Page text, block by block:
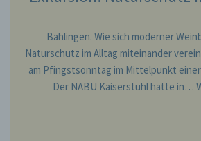
Bahlingen. Wie sich moderner
Naturschutz im Alltag miteinander
am Pfingstsonntag im Mittelpunkt
Der NABU Kaiserstuhl hatte in…